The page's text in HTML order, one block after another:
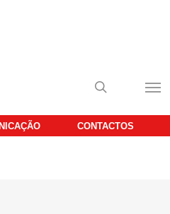
CONTACTOS